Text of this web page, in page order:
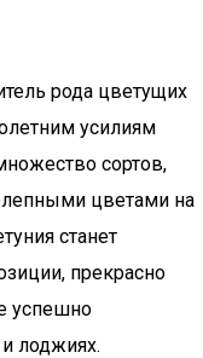
рода цветущих
усилиям
сортов,
цветами на
станет
прекрасно
успешно
лоджиях.